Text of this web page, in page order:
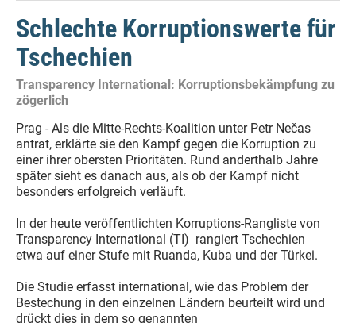
Schlechte Korruptionswerte für
Tschechien
Transparency International: Korruptionsbekämpfung zu
zögerlich
Prag - Als die Mitte-Rechts-Koalition unter Petr Nečas
antrat, erklärte sie den Kampf gegen die Korruption zu
einer ihrer obersten Prioritäten. Rund anderthalb Jahre
später sieht es danach aus, als ob der Kampf nicht
besonders erfolgreich verläuft.
In der heute veröffentlichten Korruptions-Rangliste von
Transparency International (TI) rangiert Tschechien
etwa auf einer Stufe mit Ruanda, Kuba und der Türkei.
Die Studie erfasst international, wie das Problem der
Bestechung in den einzelnen Ländern beurteilt wird und
drückt dies in dem so genannten